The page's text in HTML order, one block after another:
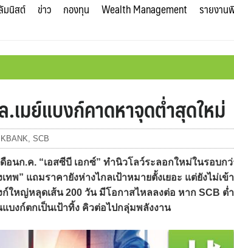
มนิสต์ ข่าว กองทุน Wealth Management รายงาน
มย์แบงก์คาดหาจุดต่ำสุดใหม่
KBANK, SCB
นก.ค. “เอสซีบี เอกซ์” ทำนิวโลว์ระลอกใหม่ในรอบก
พ” แถมราคายังห่างไกลเป้าหมายตั้งเยอะ แต่ยังไม่เข้า
ใหญ่หลุดเส้น 200 วัน มีโอกาสไหลลงต่อ หาก SCB ต่ำ
บงก์ตกเป็นเป้าทิ้ง คิวต่อไปกลุ่มพลังงาน